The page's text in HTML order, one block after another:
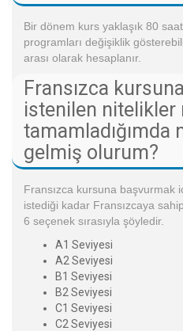
Bir dönem kurs yaklaşık 80
programları değişiklik
arası olarak hesaplanır.
Fransızca
istenilen nitelikler
tamamladığımda
gelmiş olurum?
Fransızca kursuna başvurmak
istediği kadar Fransızcaya
6 seçenek sırasıyla şöyledir.
A1 Seviyesi
A2 Seviyesi
B1 Seviyesi
B2 Seviyesi
C1 Seviyesi
C2 Seviyesi